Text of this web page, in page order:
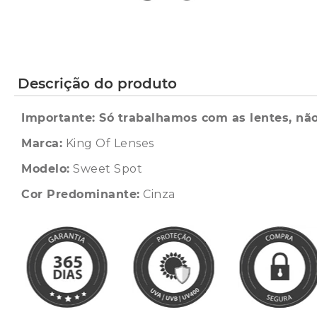
Descrição do produto
Importante: Só trabalhamos com as lentes,
Marca: King Of Lenses
Modelo: Sweet Spot
Cor Predominante: Cinza